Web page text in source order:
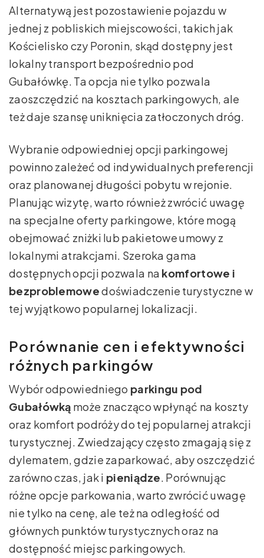
Alternatywą jest pozostawienie pojazdu w
jednej z pobliskich miejscowości, takich jak
Kościelisko czy Poronin, skąd dostępny jest
lokalny transport bezpośrednio pod
Gubałówkę. Ta opcja nie tylko pozwala
zaoszczędzić na kosztach parkingowych, ale
też daje szansę uniknięcia zatłoczonych dróg.
Wybranie odpowiedniej opcji parkingowej
powinno zależeć od indywidualnych preferencji
oraz planowanej długości pobytu w rejonie.
Planując wizytę, warto również zwrócić uwagę
na specjalne oferty parkingowe, które mogą
obejmować zniżki lub pakietowe umowy z
lokalnymi atrakcjami. Szeroka gama
dostępnych opcji pozwala na komfortowe i
bezproblemowedoświadczenie turystyczne w
tej wyjątkowo popularnej lokalizacji.
Porównanie cen i efektywności
różnych parkingów
Wybór odpowiedniego parkingu pod
Gubałówką może znacząco wpłynąć na koszty
oraz komfort podróży do tej popularnej atrakcji
turystycznej. Zwiedzający często zmagają się z
dylematem, gdzie zaparkować, aby oszczędzić
zarówno czas, jak i pieniądze. Porównując
różne opcje parkowania, warto zwrócić uwagę
nie tylko na cenę, ale też na odległość od
głównych punktów turystycznych oraz na
dostępność miejsc parkingowych.